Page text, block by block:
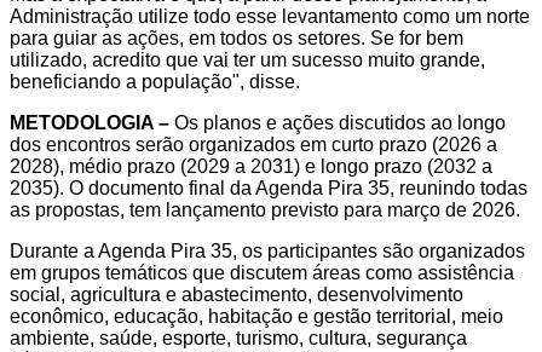
Administração utilize todo esse levantamento como um norte
para guiar as ações, em todos os setores. Se for bem
utilizado, acredito que vai ter um sucesso muito grande,
beneficiando a população", disse.
METODOLOGIA – Os planos e ações discutidos ao longo
dos encontros serão organizados em curto prazo (2026 a
2028), médio prazo (2029 a 2031) e longo prazo (2032 a
2035). O documento final da Agenda Pira 35, reunindo todas
as propostas, tem lançamento previsto para março de 2026.
Durante a Agenda Pira 35, os participantes são organizados
em grupos temáticos que discutem áreas como assistência
social, agricultura e abastecimento, desenvolvimento
econômico, educação, habitação e gestão territorial, meio
ambiente, saúde, esporte, turismo, cultura, segurança